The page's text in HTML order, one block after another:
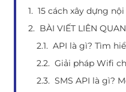
BÀI VIẾT LIÊN QUAN